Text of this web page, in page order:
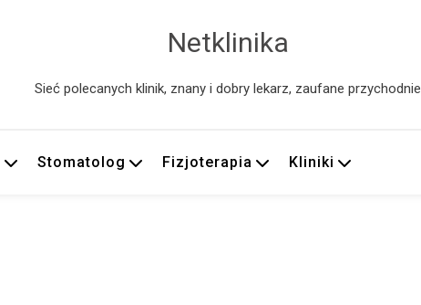
Netklinika
Sieć polecanych klinik, znany i dobry lekarz, zaufane przychodnie
Stomatolog Fizjoterapia Kliniki